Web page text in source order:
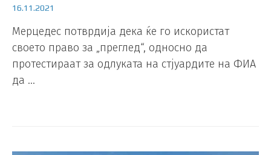
16.11.2021
Мерцедес потврдија дека ќе го искористат
своето право за „преглед“, односно да
протестираат за одлуката на стјуардите на ФИА
да …